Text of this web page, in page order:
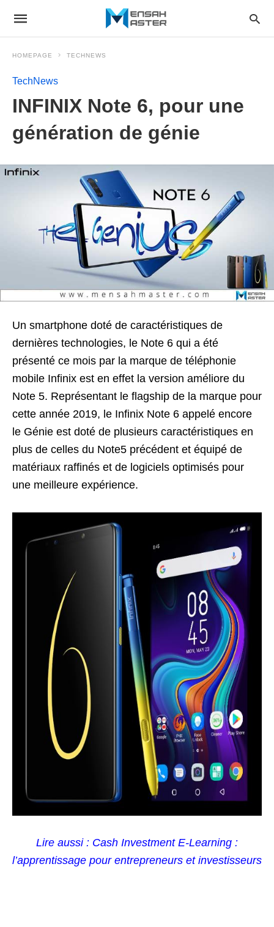
HOMEPAGE TECHNEWS
TechNews
INFINIX Note 6, pour une
génération de génie
Un smartphone doté de caractéristiques de
dernières technologies, le Note 6 qui a été
présenté ce mois par la marque de téléphonie
mobile Infinix est en effet la version améliore du
Note 5. Représentant le flagship de la marque pour
cette année 2019, le Infinix Note 6 appelé encore
le Génie est doté de plusieurs caractéristiques en
plus de celles du Note5 précédent et équipé de
matériaux raffinés et de logiciels optimisés pour
une meilleure expérience.
Lire aussi : Cash Investment E-Learning :
l’apprentissage pour entrepreneurs et investisseurs